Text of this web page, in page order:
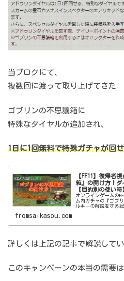
当ブログにて、
複数回に渡って取り上げてきた
ゴブリンの不思議箱に
特殊なダイヤルが追加され、
1日に1回無料で特殊ガチャが回
【FF11】復帰者
箱』の開け方！ダ
【目的別の使い時
オンラインゲームのFF11。 今回は復帰者の
ム内ガチャの『ゴブリン
ルキーの解説をする
fromsaikasou.com
詳しくは上記の記事で解説してい
このキャンペーンの本当の需要